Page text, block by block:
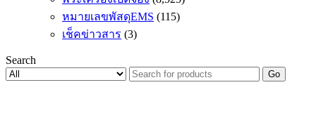
หมายเลขพัสดุEMS (115)
เช็คข่าวสาร (3)
Search
Go